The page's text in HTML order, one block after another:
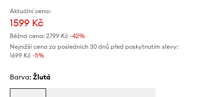
Aktuální cena:
1599 Kč
Běžná cena: 2799 Kč -42%
Nejnižší cena za posledních 30 dnů před poskytnutím slevy:
1699 Kč -5%
Barva: žlutá